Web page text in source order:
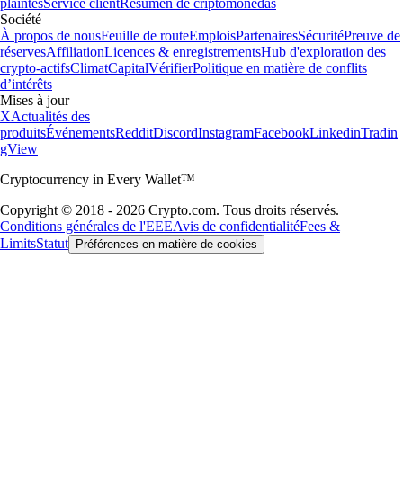
plaintesService clientResumen de criptomonedas
Société
À propos de nousFeuille de routeEmploisPartenairesSécuritéPreuve de
réservesAffiliationLicences & enregistrementsHub d'exploration des
crypto-actifsClimatCapitalVérifierPolitique en matière de conflits
d’intérêts
Mises à jour
XActualités des
produitsÉvénementsRedditDiscordInstagramFacebookLinkedinTradin
gView
Cryptocurrency in Every Wallet™
Copyright © 2018 - 2026 Crypto.com. Tous droits réservés.
Conditions générales de l'EEEAvis de confidentialitéFees &
LimitsStatut Préférences en matière de cookies